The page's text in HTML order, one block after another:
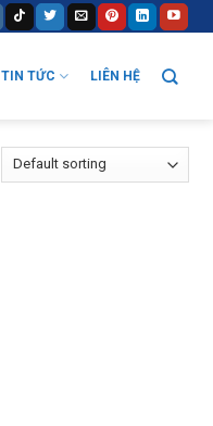
TIN TỨC LIÊN HỆ